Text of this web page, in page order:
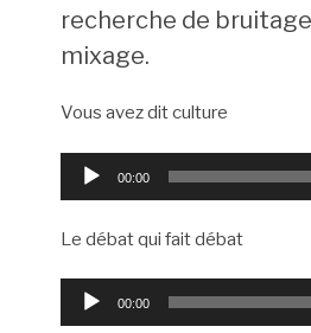
recherche de
mixage.
Vous avez dit culture
Lecteur
audio
00:00
Le débat qui fait débat
Lecteur
audio
00:00